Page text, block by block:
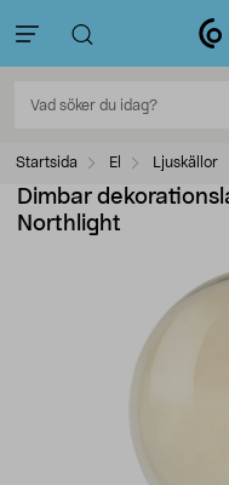
Startsida El Ljuskällor
Dimbar
Northlight